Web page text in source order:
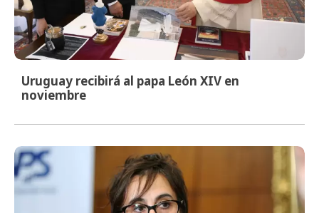
Uruguay recibirá al papa León XIV en
noviembre